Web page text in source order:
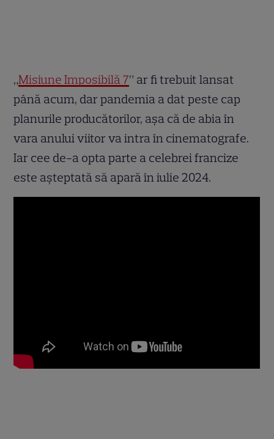
„Misiune Imposibilă 7” ar fi trebuit lansat
până acum, dar pandemia a dat peste cap
planurile producătorilor, așa că de abia în
vara anului viitor va intra în cinematografe.
Iar cee de-a opta parte a celebrei francize
este așteptată să apară în iulie 2024.